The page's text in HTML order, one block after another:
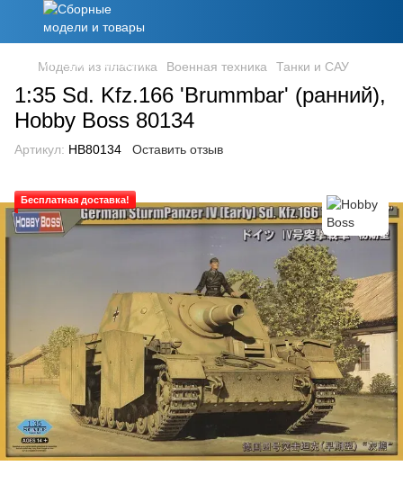
Модели из пластика Военная техника Танки и САУ
1:35 Sd. Kfz.166 'Brummbar' (ранний),
Hobby Boss 80134
Артикул: HB80134 Оставить отзыв
Бесплатная доставка!